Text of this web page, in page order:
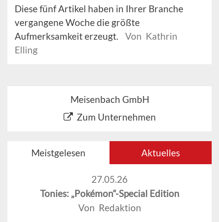
Diese fünf Artikel haben in Ihrer Branche
vergangene Woche die größte
Aufmerksamkeit erzeugt.
Von Kathrin
Elling
Meisenbach GmbH
Zum Unternehmen
Meistgelesen Aktuelles
27.05.26
Tonies: „Pokémon“-Special Edition
Von Redaktion